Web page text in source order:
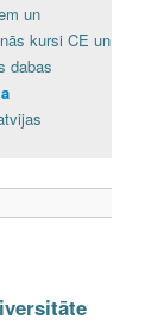
un
kursi CE un
dabas